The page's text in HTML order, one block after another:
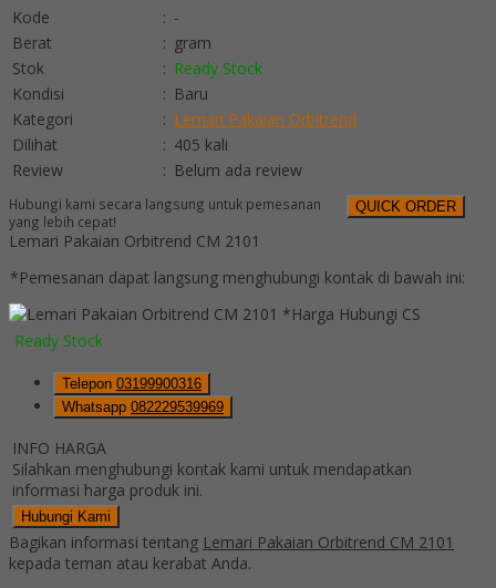
Kode : -
Berat
: gram
Stok
: Ready Stock
Kondisi
: Baru
Kategori
: Lemari Pakaian Orbitrend
Dilihat
: 405 kali
Review
: Belum ada review
QUICK ORDER
Hubungi kami secara langsung untuk pemesanan
yang lebih cepat!
Lemari Pakaian Orbitrend CM 2101
*Pemesanan dapat langsung menghubungi kontak di bawah ini:
*Harga Hubungi CS
Ready Stock
Telepon 03199900316
Whatsapp 082229539969
INFO HARGA
Silahkan menghubungi kontak kami untuk mendapatkan
informasi harga produk ini.
Hubungi Kami
Bagikan informasi tentang Lemari Pakaian Orbitrend CM 2101
kepada teman atau kerabat Anda.